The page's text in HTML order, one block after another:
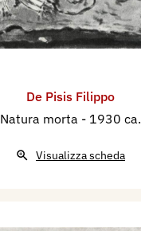
De Pisis Filippo
Natura morta - 1930 ca.
Visualizza scheda